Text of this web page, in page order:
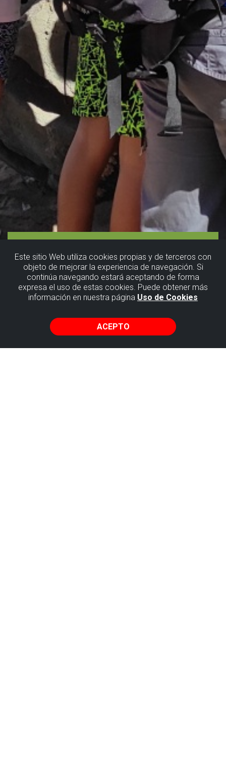
Este sitio Web utiliza cookies propias y de terceros con
objeto de mejorar la experiencia de navegación. Si
continúa navegando estará aceptando de forma
expresa el uso de estas cookies. Puede obtener más
información en nuestra página Uso de Cookies
ACEPTO